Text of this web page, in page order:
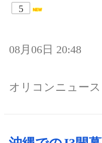
5
08月06日 20:48
オリコンニュース